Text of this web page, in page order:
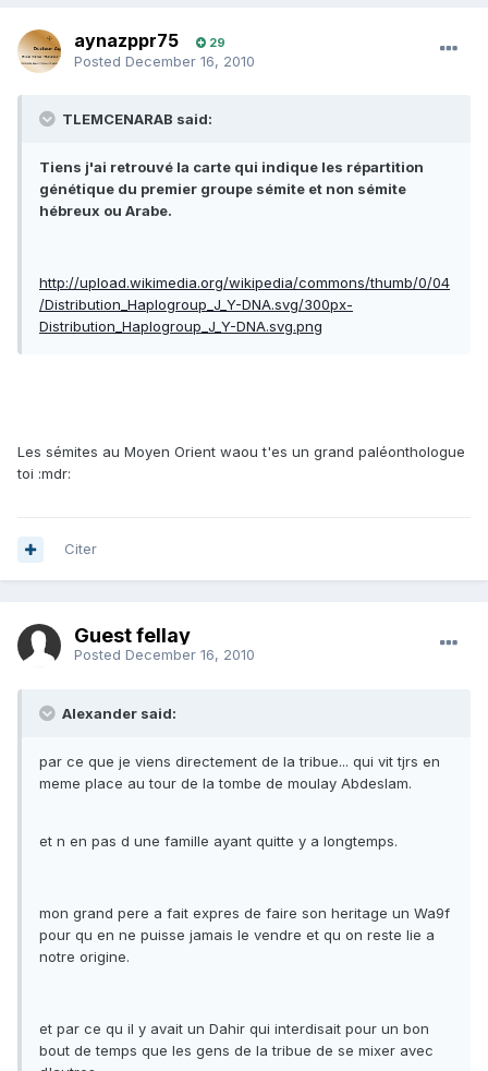
aynazppr75 29
Posted December 16, 2010
TLEMCENARAB said:
Tiens j'ai retrouvé la carte qui indique les répartition
génétique du premier groupe sémite et non sémite
hébreux ou Arabe.
http://upload.wikimedia.org/wikipedia/commons/thumb/0/04
/Distribution_Haplogroup_J_Y-DNA.svg/300px-
Distribution_Haplogroup_J_Y-DNA.svg.png
Les sémites au Moyen Orient waou t'es un grand paléonthologue
toi :mdr:
Citer
Guest fellay
Posted December 16, 2010
Alexander said:
par ce que je viens directement de la tribue... qui vit tjrs en
meme place au tour de la tombe de moulay Abdeslam.
et n en pas d une famille ayant quitte y a longtemps.
mon grand pere a fait expres de faire son heritage un Wa9f
pour qu en ne puisse jamais le vendre et qu on reste lie a
notre origine.
et par ce qu il y avait un Dahir qui interdisait pour un bon
bout de temps que les gens de la tribue de se mixer avec